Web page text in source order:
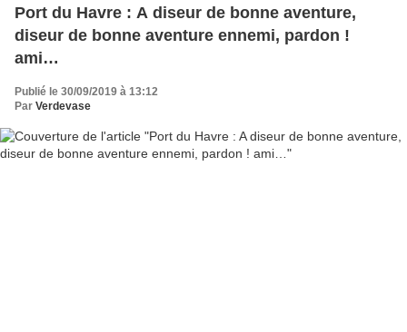
Port du Havre : A diseur de bonne aventure,
diseur de bonne aventure ennemi, pardon !
ami…
Publié le 30/09/2019 à 13:12
Par Verdevase